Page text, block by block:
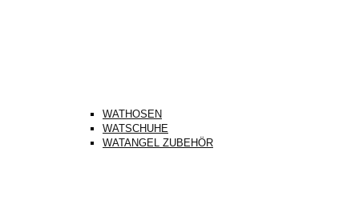
WATHOSEN
WATSCHUHE
WATANGEL ZUBEHÖR